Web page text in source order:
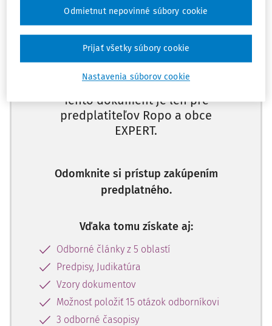
Tento dokument je len pre
predplatiteľov Ropo a obce
EXPERT.
Odomknite si prístup zakúpením
predplatného.
Vďaka tomu získate aj:
Odborné články z 5 oblastí
Predpisy, Judikatúra
Vzory dokumentov
Možnosť položiť 15 otázok odborníkovi
3 odborné časopisy
Nastavenia súborov cookie
Odmietnut nepovinné súbory cookie
Prijať všetky súbory cookie